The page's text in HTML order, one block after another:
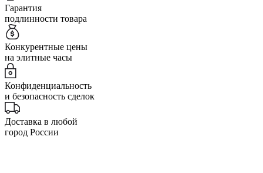
Гарантия
подлинности товара
Конкурентные цены
на элитные часы
Конфиденциальность
и безопасность сделок
Доставка в любой
город России